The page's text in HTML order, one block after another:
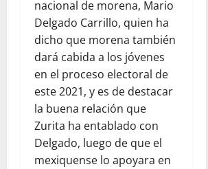
nacional de morena, Mario
Delgado Carrillo, quien ha
dicho que morena también
dará cabida a los jóvenes
en el proceso electoral de
este 2021, y es de destacar
la buena relación que
Zurita ha entablado con
Delgado, luego de que el
mexiquense lo apoyara en